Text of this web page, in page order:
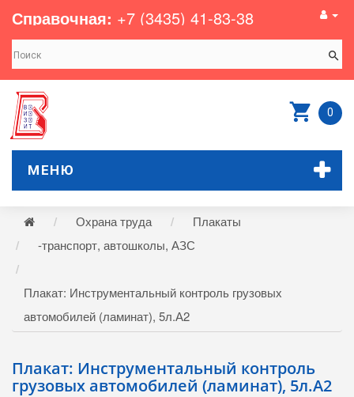
Справочная: +7 (3435) 41-83-38
0
МЕНЮ
Охрана труда
Плакаты
-транспорт, автошколы, АЗС
Плакат: Инструментальный контроль грузовых
автомобилей (ламинат), 5л.А2
Плакат: Инструментальный контроль
грузовых автомобилей (ламинат), 5л.А2